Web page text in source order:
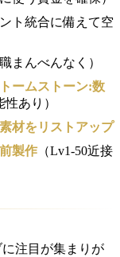
ント統合に備えて空
まんべんなく）
ームストーン:数
あり）
材をリストアップ
製作 （Lv1-50近接
注目が集まりが